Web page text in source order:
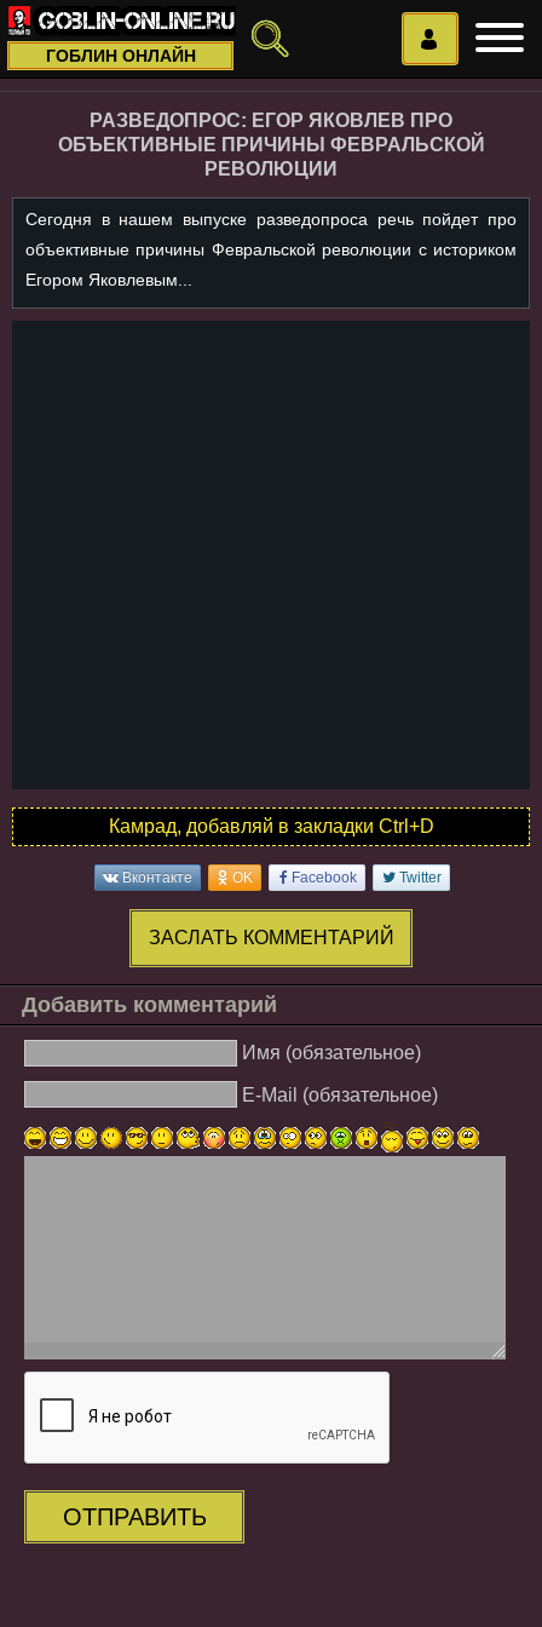
ГОБЛИН ОНЛАЙН
РАЗВЕДОПРОС: ЕГОР ЯКОВЛЕВ ПРО
ОБЪЕКТИВНЫЕ ПРИЧИНЫ ФЕВРАЛЬСКОЙ
РЕВОЛЮЦИИ
Сегодня в нашем выпуске разведопроса речь пойдет про
объективные причины Февральской революции с историком
Егором Яковлевым...
Камрад, добавляй в закладки Ctrl+D
Вконтакте OK Facebook Twitter
ЗАСЛАТЬ КОММЕНТАРИЙ
Добавить комментарий
Имя (обязательное)
E-Mail (обязательное)
ОТПРАВИТЬ